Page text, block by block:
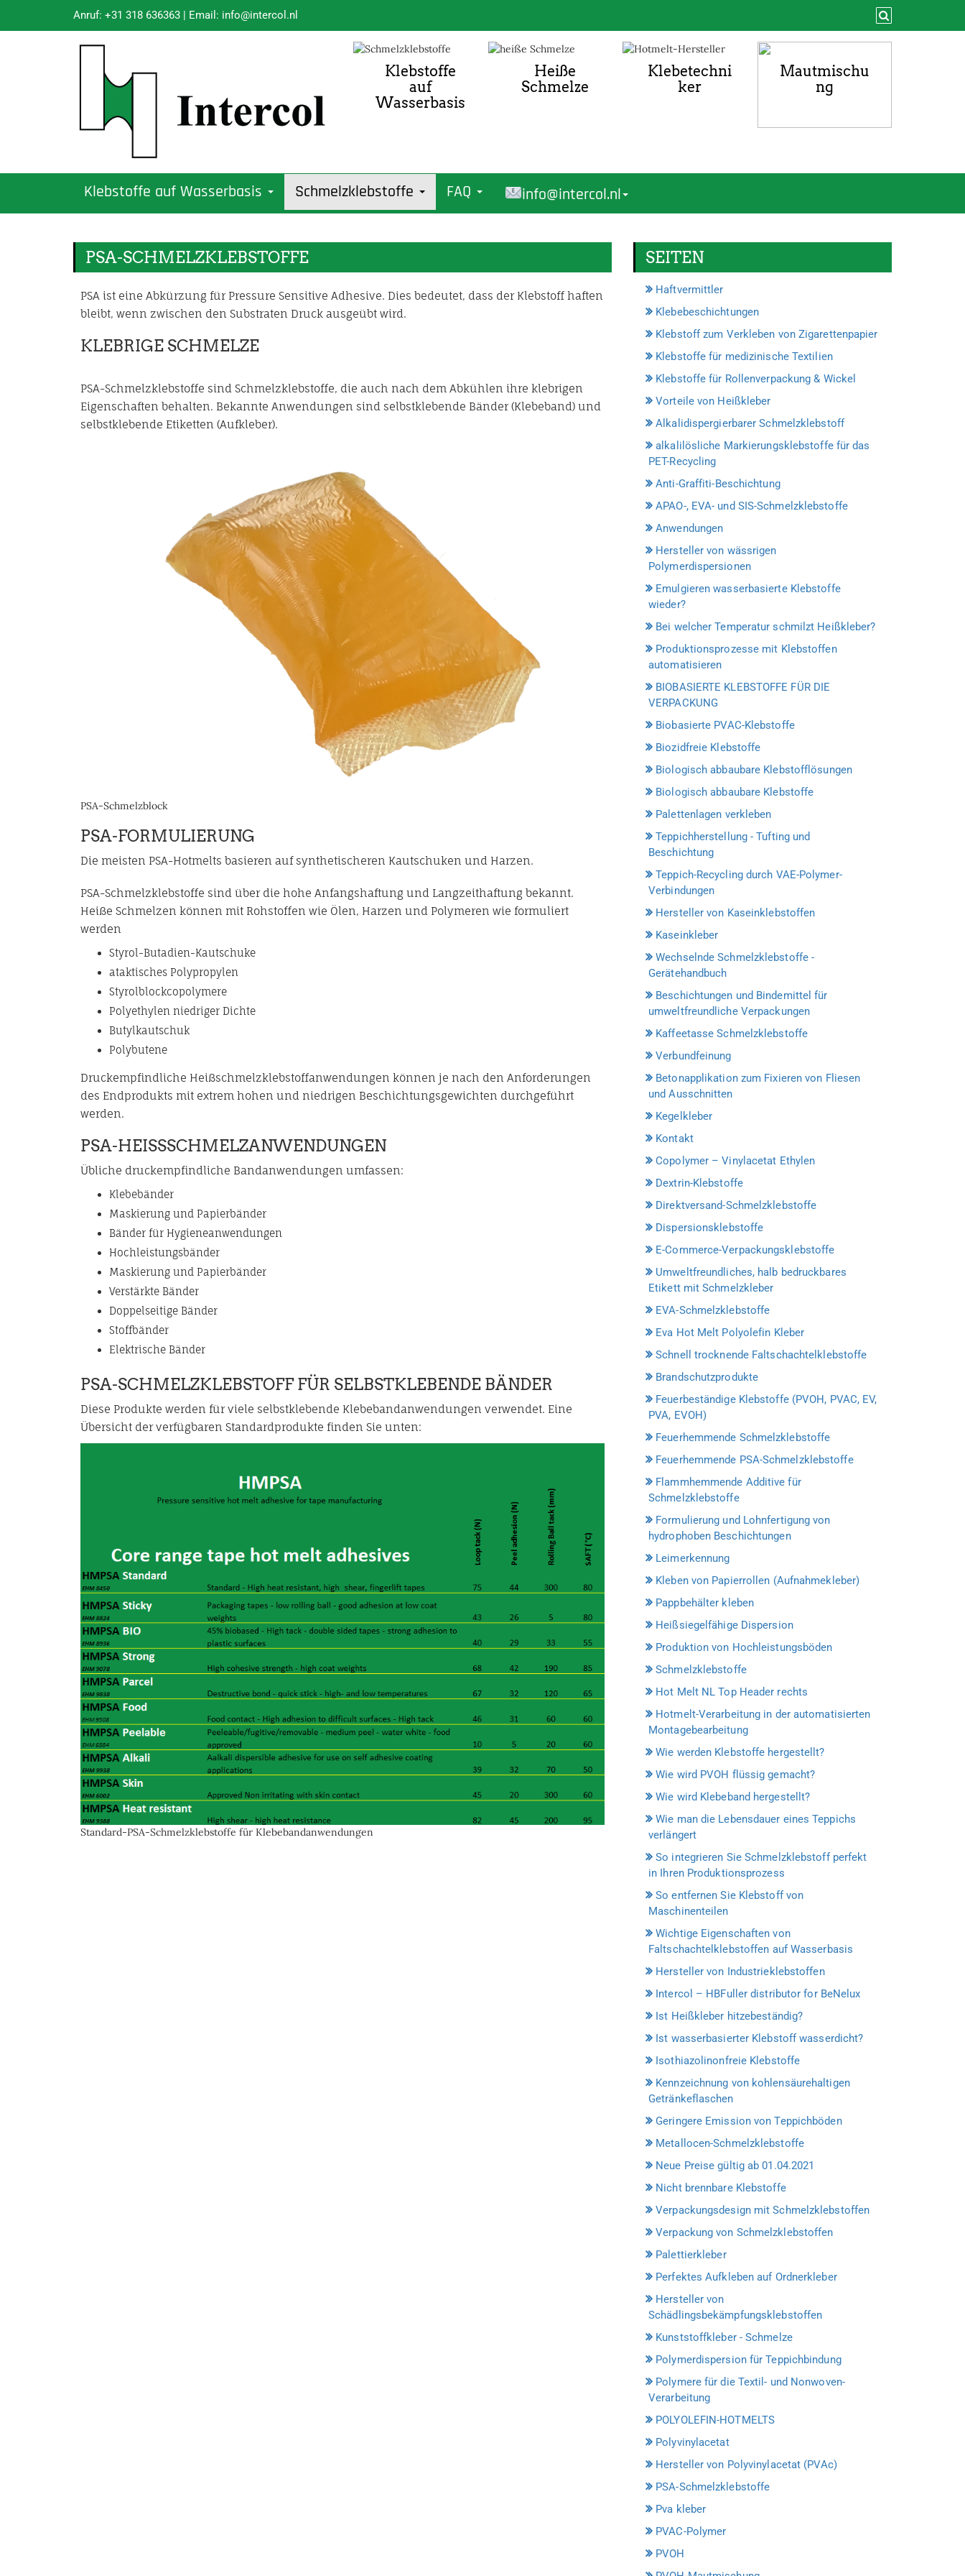
Anruf: +31 318 636363 | Email: info@intercol.nl
Klebstoffe
auf
Wasserbasis
Heiße
Schmelze
Klebetechni
ker
Mautmischu
ng
Klebstoffe auf Wasserbasis Schmelzklebstoffe FAQ info@intercol.nl
PSA-SCHMELZKLEBSTOFFE
PSA ist eine Abkürzung für Pressure Sensitive Adhesive. Dies bedeutet, dass der Klebstoff haften
bleibt, wenn zwischen den Substraten Druck ausgeübt wird.
KLEBRIGE SCHMELZE
PSA-Schmelzklebstoffe sind Schmelzklebstoffe, die auch nach dem Abkühlen ihre klebrigen
Eigenschaften behalten. Bekannte Anwendungen sind selbstklebende Bänder (Klebeband) und
selbstklebende Etiketten (Aufkleber).
PSA-Schmelzblock
PSA-FORMULIERUNG
Die meisten PSA-Hotmelts basieren auf synthetischeren Kautschuken und Harzen.
PSA-Schmelzklebstoffe sind über die hohe Anfangshaftung und Langzeithaftung bekannt.
Heiße Schmelzen können mit Rohstoffen wie Ölen, Harzen und Polymeren wie formuliert
werden
Styrol-Butadien-Kautschuke
ataktisches Polypropylen
Styrolblockcopolymere
Polyethylen niedriger Dichte
Butylkautschuk
Polybutene
Druckempfindliche Heißschmelzklebstoffanwendungen können je nach den Anforderungen
des Endprodukts mit extrem hohen und niedrigen Beschichtungsgewichten durchgeführt
werden.
PSA-HEISSSCHMELZANWENDUNGEN
Übliche druckempfindliche Bandanwendungen umfassen:
Klebebänder
Maskierung und Papierbänder
Bänder für Hygieneanwendungen
Hochleistungsbänder
Maskierung und Papierbänder
Verstärkte Bänder
Doppelseitige Bänder
Stoffbänder
Elektrische Bänder
PSA-SCHMELZKLEBSTOFF FÜR SELBSTKLEBENDE BÄNDER
Diese Produkte werden für viele selbstklebende Klebebandanwendungen verwendet. Eine
Übersicht der verfügbaren Standardprodukte finden Sie unten:
Standard-PSA-Schmelzklebstoffe für Klebebandanwendungen
SEITEN
Haftvermittler
Klebebeschichtungen
Klebstoff zum Verkleben von Zigarettenpapier
Klebstoffe für medizinische Textilien
Klebstoffe für Rollenverpackung & Wickel
Vorteile von Heißkleber
Alkalidispergierbarer Schmelzklebstoff
alkalilösliche Markierungsklebstoffe für das
PET-Recycling
Anti-Graffiti-Beschichtung
APAO-, EVA- und SIS-Schmelzklebstoffe
Anwendungen
Hersteller von wässrigen
Polymerdispersionen
Emulgieren wasserbasierte Klebstoffe
wieder?
Bei welcher Temperatur schmilzt Heißkleber?
Produktionsprozesse mit Klebstoffen
automatisieren
BIOBASIERTE KLEBSTOFFE FÜR DIE
VERPACKUNG
Biobasierte PVAC-Klebstoffe
Biozidfreie Klebstoffe
Biologisch abbaubare Klebstofflösungen
Biologisch abbaubare Klebstoffe
Palettenlagen verkleben
Teppichherstellung - Tufting und
Beschichtung
Teppich-Recycling durch VAE-Polymer-
Verbindungen
Hersteller von Kaseinklebstoffen
Kaseinkleber
Wechselnde Schmelzklebstoffe -
Gerätehandbuch
Beschichtungen und Bindemittel für
umweltfreundliche Verpackungen
Kaffeetasse Schmelzklebstoffe
Verbundfeinung
Betonapplikation zum Fixieren von Fliesen
und Ausschnitten
Kegelkleber
Kontakt
Copolymer – Vinylacetat Ethylen
Dextrin-Klebstoffe
Direktversand-Schmelzklebstoffe
Dispersionsklebstoffe
E-Commerce-Verpackungsklebstoffe
Umweltfreundliches, halb bedruckbares
Etikett mit Schmelzkleber
EVA-Schmelzklebstoffe
Eva Hot Melt Polyolefin Kleber
Schnell trocknende Faltschachtelklebstoffe
Brandschutzprodukte
Feuerbeständige Klebstoffe (PVOH, PVAC, EV,
PVA, EVOH)
Feuerhemmende Schmelzklebstoffe
Feuerhemmende PSA-Schmelzklebstoffe
Flammhemmende Additive für
Schmelzklebstoffe
Formulierung und Lohnfertigung von
hydrophoben Beschichtungen
Leimerkennung
Kleben von Papierrollen (Aufnahmekleber)
Pappbehälter kleben
Heißsiegelfähige Dispersion
Produktion von Hochleistungsböden
Schmelzklebstoffe
Hot Melt NL Top Header rechts
Hotmelt-Verarbeitung in der automatisierten
Montagebearbeitung
Wie werden Klebstoffe hergestellt?
Wie wird PVOH flüssig gemacht?
Wie wird Klebeband hergestellt?
Wie man die Lebensdauer eines Teppichs
verlängert
So integrieren Sie Schmelzklebstoff perfekt
in Ihren Produktionsprozess
So entfernen Sie Klebstoff von
Maschinenteilen
Wichtige Eigenschaften von
Faltschachtelklebstoffen auf Wasserbasis
Hersteller von Industrieklebstoffen
Intercol – HBFuller distributor for BeNelux
Ist Heißkleber hitzebeständig?
Ist wasserbasierter Klebstoff wasserdicht?
Isothiazolinonfreie Klebstoffe
Kennzeichnung von kohlensäurehaltigen
Getränkeflaschen
Geringere Emission von Teppichböden
Metallocen-Schmelzklebstoffe
Neue Preise gültig ab 01.04.2021
Nicht brennbare Klebstoffe
Verpackungsdesign mit Schmelzklebstoffen
Verpackung von Schmelzklebstoffen
Palettierkleber
Perfektes Aufkleben auf Ordnerkleber
Hersteller von
Schädlingsbekämpfungsklebstoffen
Kunststoffkleber - Schmelze
Polymerdispersion für Teppichbindung
Polymere für die Textil- und Nonwoven-
Verarbeitung
POLYOLEFIN-HOTMELTS
Polyvinylacetat
Hersteller von Polyvinylacetat (PVAc)
PSA-Schmelzklebstoffe
Pva kleber
PVAC-Polymer
PVOH